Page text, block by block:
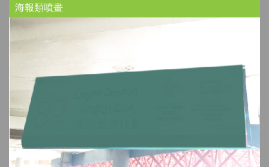
海報類噴畫